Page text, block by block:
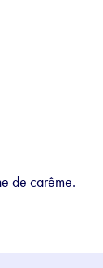
de carême.